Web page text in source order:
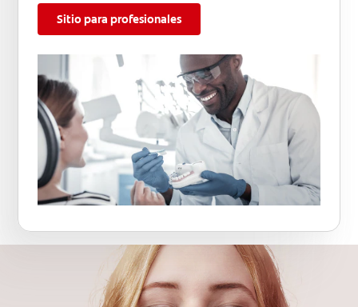
Sitio para profesionales